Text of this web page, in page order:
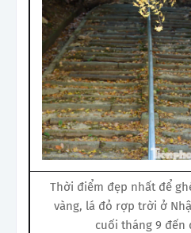
Thời điểm đẹp nhất để
vàng, lá đỏ rợp trời ở
cuối tháng 9 đến